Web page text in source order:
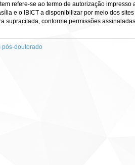
refere-se ao termo de autorização
e o IBICT a disponibilizar por meio dos
supracitada, conforme permissões
pós-doutorado